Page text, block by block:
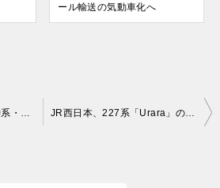
ール輸送の気動車化へ
阪急電鉄が新型車両2300系・2000系導入＆京都線で座席指定サービス開始！ JR西日本、227系「Urara」の運用範囲拡大＆来夏から津山駅でICOCA利用可能に！